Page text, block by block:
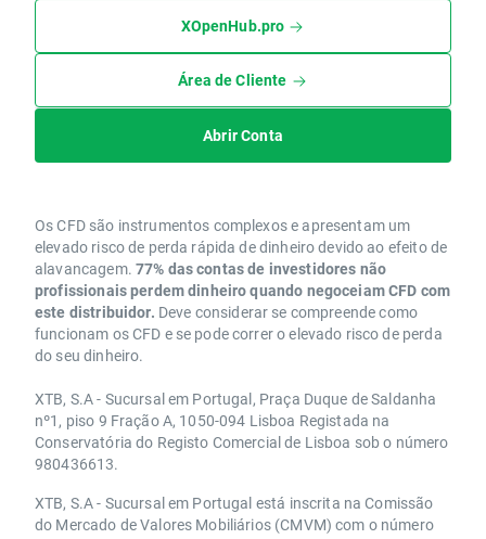
XOpenHub.pro
Área de Cliente
Abrir Conta
Os CFD são instrumentos complexos e apresentam um
elevado risco de perda rápida de dinheiro devido ao efeito de
alavancagem. 77% das contas de investidores não
profissionais perdem dinheiro quando negoceiam CFD com
este distribuidor. Deve considerar se compreende como
funcionam os CFD e se pode correr o elevado risco de perda
do seu dinheiro.
XTB, S.A - Sucursal em Portugal, Praça Duque de Saldanha
nº1, piso 9 Fração A, 1050-094 Lisboa Registada na
Conservatória do Registo Comercial de Lisboa sob o número
980436613.
XTB, S.A - Sucursal em Portugal está inscrita na Comissão
do Mercado de Valores Mobiliários (CMVM) com o número